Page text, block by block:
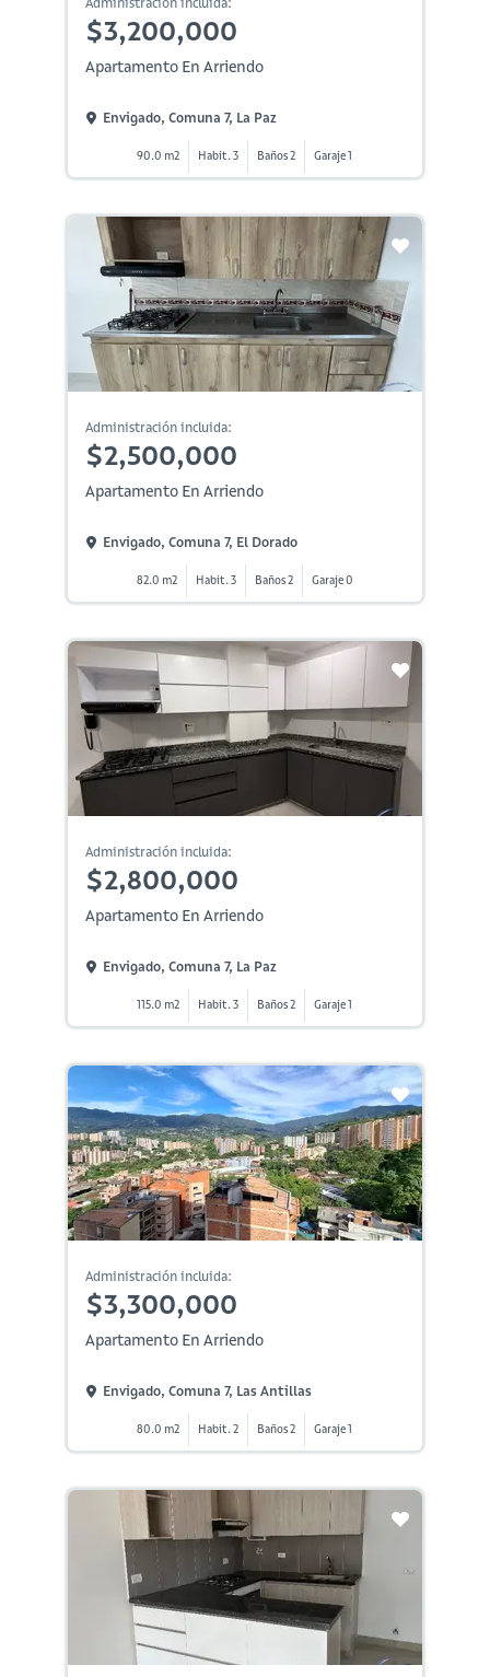
$3,200,000
Apartamento En Arriendo
Envigado, Comuna 7, La Paz
90.0 m2 Habit. 3 Baños 2 Garaje 1
Administración incluida:
$2,500,000
Apartamento En Arriendo
Envigado, Comuna 7, El Dorado
82.0 m2 Habit. 3 Baños 2 Garaje 0
Administración incluida:
$2,800,000
Apartamento En Arriendo
Envigado, Comuna 7, La Paz
115.0 m2 Habit. 3 Baños 2 Garaje 1
Administración incluida:
$3,300,000
Apartamento En Arriendo
Envigado, Comuna 7, Las Antillas
80.0 m2 Habit. 2 Baños 2 Garaje 1